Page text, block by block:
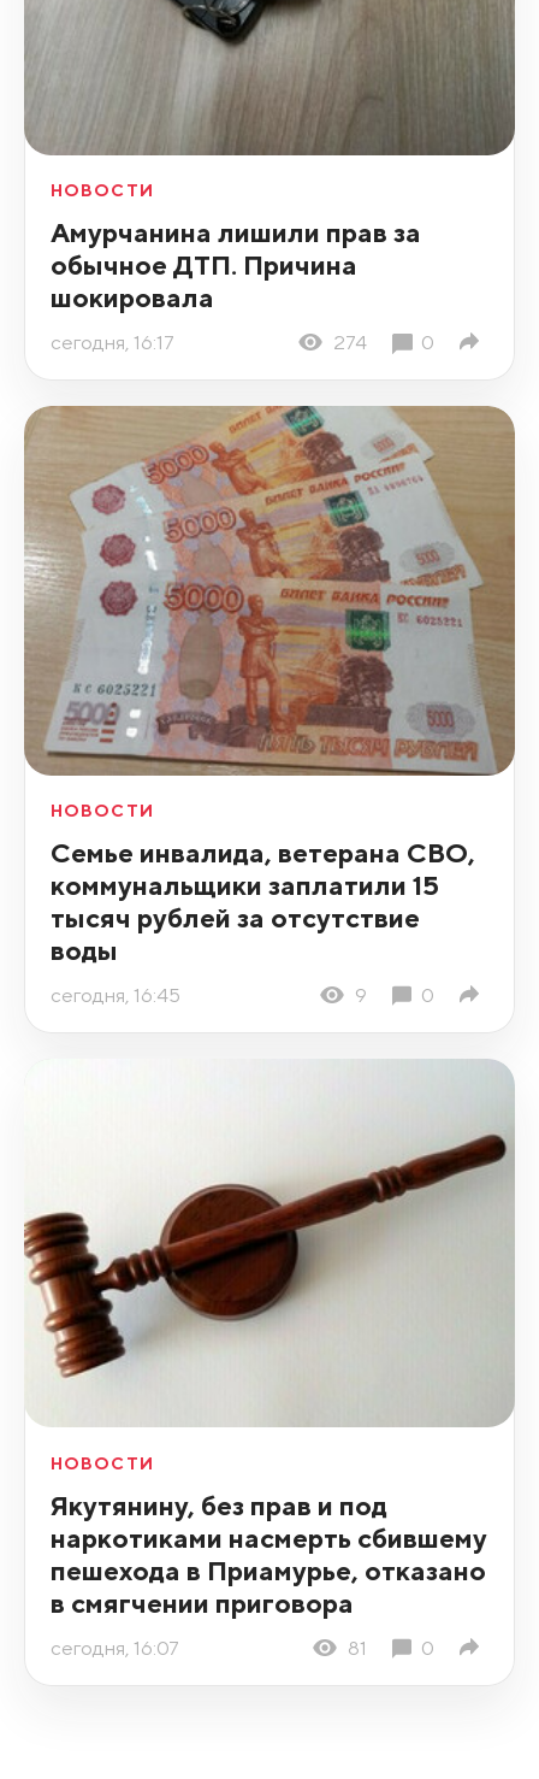
НОВОСТИ
Амурчанина лишили прав за
обычное ДТП. Причина
шокировала
сегодня, 16:17 274 0
НОВОСТИ
Семье инвалида, ветерана СВО,
коммунальщики заплатили 15
тысяч рублей за отсутствие
воды
сегодня, 16:45 9 0
НОВОСТИ
Якутянину, без прав и под
наркотиками насмерть сбившему
пешехода в Приамурье, отказано
в смягчении приговора
сегодня, 16:07 81 0